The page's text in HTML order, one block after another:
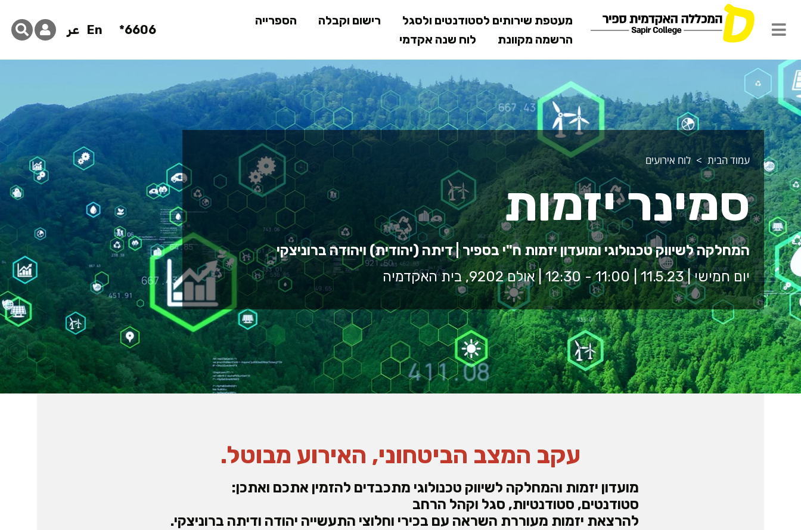
לתוכן
המרכזי
מעטפת שירותים לסטודנטים ולסגל רישום וקבלה
הספרייה
הרשמה מקוונת
לוח שנה אקדמי
6606*
En عر
עמוד הבית לוח אירועים
סמינר יזמות
המחלקה לשיווק טכנולוגי ומועדון יזמות ח"י בספיר | דיתה (יהודית) ויהודה ברוניצקי
יום חמישי | 11.5.23 | 11:00 - 12:30 | אולם 9202, בית האקדמיה
עקב המצב הביטחוני, האירוע מבוטל.
מועדון יזמות והמחלקה לשיווק טכנולוגי מתכבדים להזמין אתכם ואתכן:
סטודנטים, סטודנטיות, סגל וקהל הרחב
להרצאת יזמות מעוררת השראה עם בכירי וחלוצי התעשייה יהודה ודיתה ברוניצקי.